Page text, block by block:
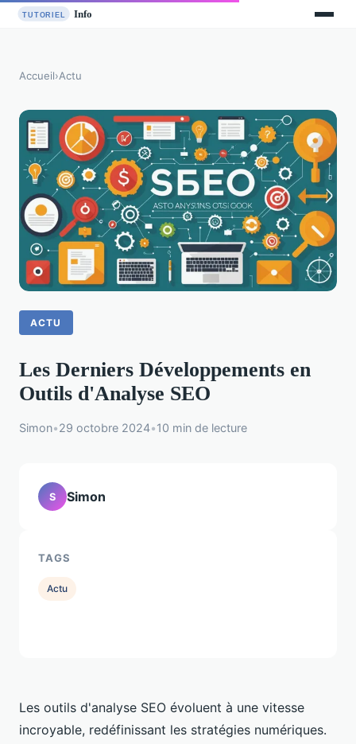
Accueil›Actu
ACTU
Les Derniers Développements en
Outils d'Analyse SEO
Simon•29 octobre 2024•10 min de lecture
Les outils d'analyse SEO évoluent à une vitesse
incroyable, redéfinissant les stratégies numériques.
S Simon
TAGS
Actu